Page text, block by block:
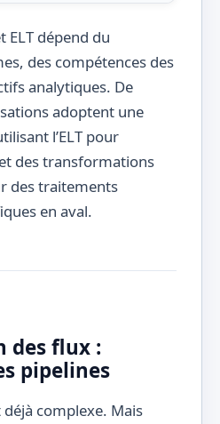
ELT dépend du
des compétences des
analytiques. De
adoptent une
l’ELT pour
des transformations
des traitements
en aval.
des flux :
pipelines
complexe. Mais